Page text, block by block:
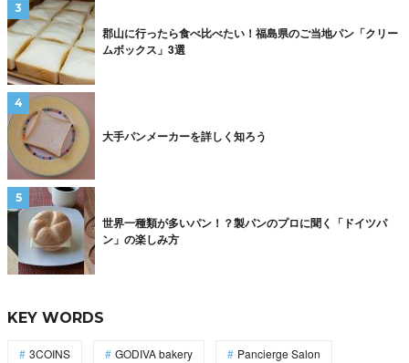
郡山に行ったら食べ比べたい！福島県のご当地パン「クリー
ムボックス」3選
大手パンメーカーを詳しく知ろう
世界一種類が多いパン！？製パンのプロに聞く「ドイツパ
ン」の楽しみ方
KEY WORDS
3COINS GODIVA bakery Pancierge Salon